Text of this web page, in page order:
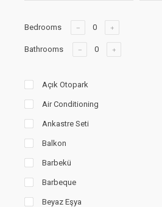
Bedrooms
Bathrooms
Açık Otopark
Air Conditioning
Ankastre Seti
Balkon
Barbekü
Barbeque
Beyaz Eşya